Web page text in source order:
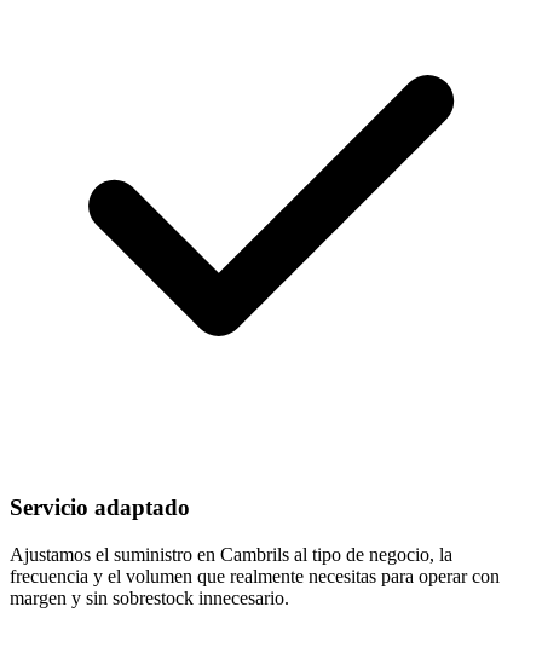
Servicio adaptado
Ajustamos el suministro en Cambrils al tipo de negocio, la
frecuencia y el volumen que realmente necesitas para operar con
margen y sin sobrestock innecesario.